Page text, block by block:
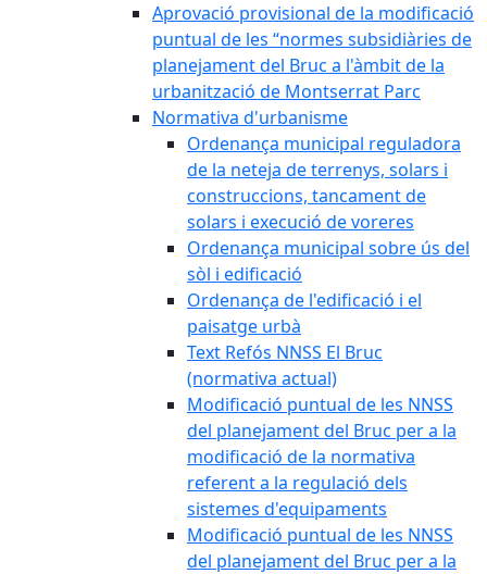
Aprovació provisional de la modificació
puntual de les “normes subsidiàries de
planejament del Bruc a l'àmbit de la
urbanització de Montserrat Parc
Normativa d'urbanisme
Ordenança municipal reguladora
de la neteja de terrenys, solars i
construccions, tancament de
solars i execució de voreres
Ordenança municipal sobre ús del
sòl i edificació
Ordenança de l'edificació i el
paisatge urbà
Text Refós NNSS El Bruc
(normativa actual)
Modificació puntual de les NNSS
del planejament del Bruc per a la
modificació de la normativa
referent a la regulació dels
sistemes d'equipaments
Modificació puntual de les NNSS
del planejament del Bruc per a la